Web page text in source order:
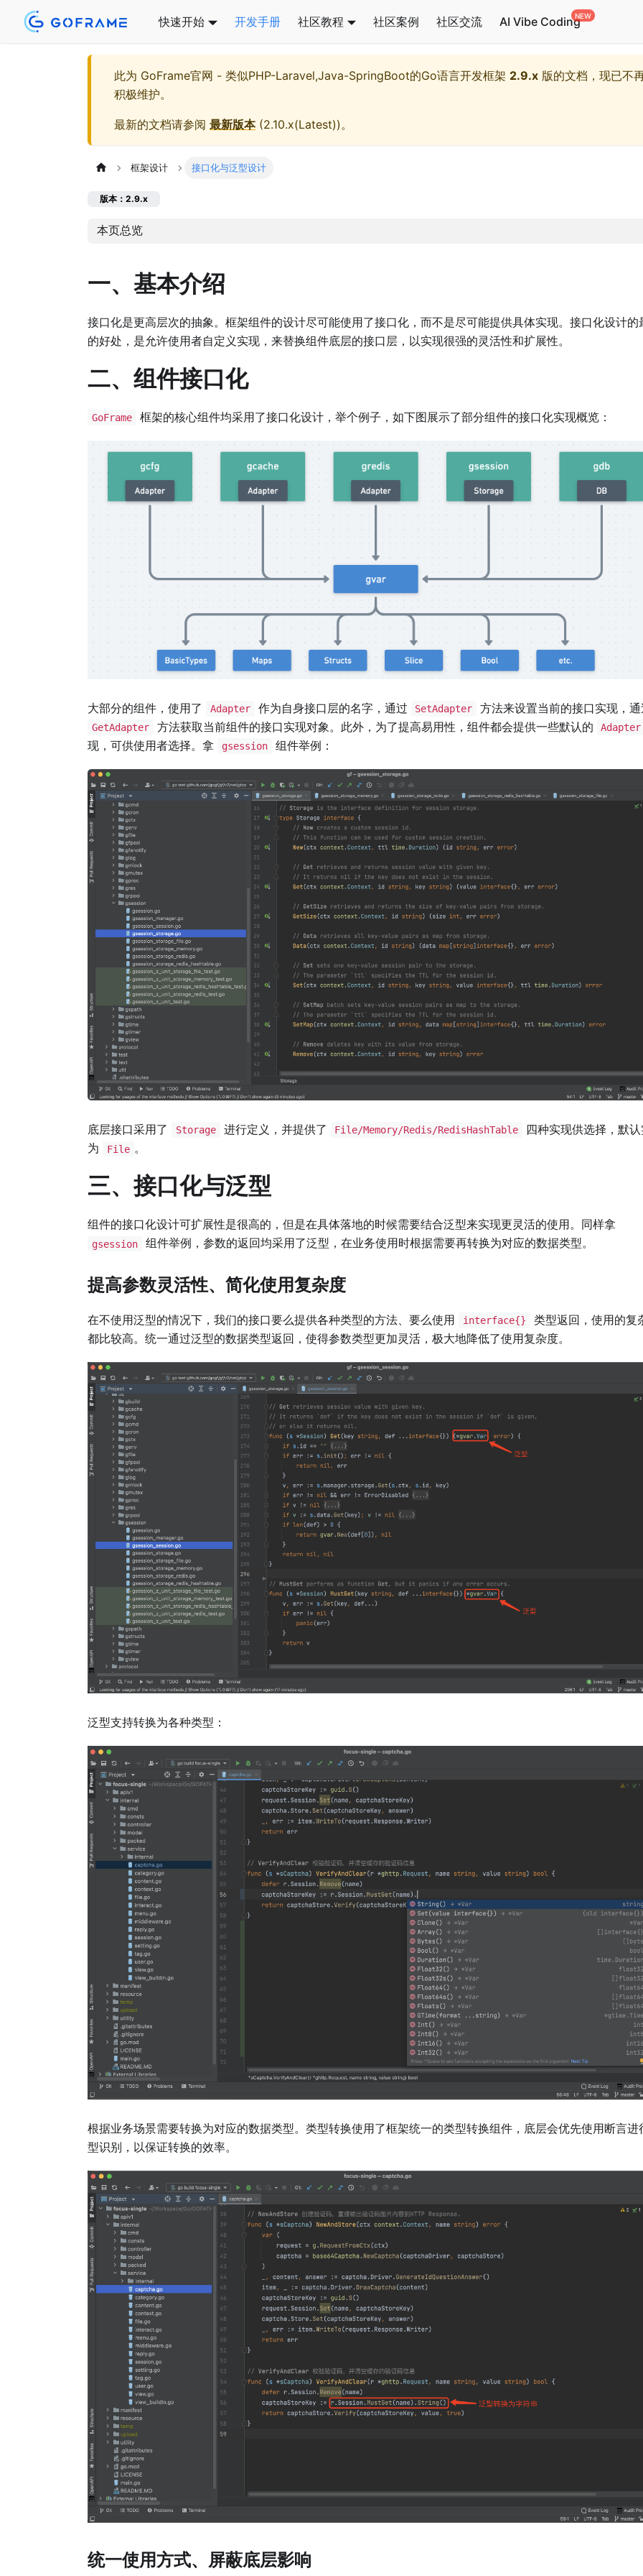
快速开始 开发手册 社区教程 社区案例 社区交流 AI Vibe Coding
此为 GoFrame官网 - 类似PHP-Laravel,Java-SpringBoot的Go语言开发框架 2.9.x 版的文档，现已不
积极维护。
最新的文档请参阅 最新版本(2.10.x(Latest))。
框架设计 接口化与泛型设计
版本：2.9.x
本页总览
一、基本介绍
接口化是更高层次的抽象。框架组件的设计尽可能使用了接口化，而不是尽可能提供具体实现。接口化设计的
的好处，是允许使用者自定义实现，来替换组件底层的接口层，以实现很强的灵活性和扩展性。
二、组件接口化
GoFrame 框架的核心组件均采用了接口化设计，举个例子，如下图展示了部分组件的接口化实现概览：
大部分的组件，使用了 Adapter 作为自身接口层的名字，通过 SetAdapter 方法来设置当前的接口实现，
GetAdapter 方法获取当前组件的接口实现对象。此外，为了提高易用性，组件都会提供一些默认的 Adapter
现，可供使用者选择。拿 gsession 组件举例：
底层接口采用了 Storage 进行定义，并提供了 File/Memory/Redis/RedisHashTable
四种实现供选择，默
为
File 。
三、接口化与泛型
组件的接口化设计可扩展性是很高的，但是在具体落地的时候需要结合泛型来实现更灵活的使用。同样拿
gsession 组件举例，参数的返回均采用了泛型，在业务使用时根据需要再转换为对应的数据类型。
提高参数灵活性、简化使用复杂度
在不使用泛型的情况下，我们的接口要么提供各种类型的方法、要么使用 interface{}
类型返回，使用的复
都比较高。统一通过泛型的数据类型返回，使得参数类型更加灵活，极大地降低了使用复杂度。
泛型支持转换为各种类型：
根据业务场景需要转换为对应的数据类型。类型转换使用了框架统一的类型转换组件，底层会优先使用断言进
型识别，以保证转换的效率。
统一使用方式、屏蔽底层影响